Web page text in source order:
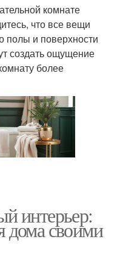
комнате
что все вещи
полы и поверхности
создать ощущение
более
интерьер:
дома своими